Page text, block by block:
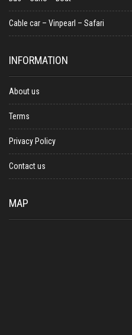
Cable car – Vinpearl – Safari
INFORMATION
About us
Terms
Privacy Policy
Contact us
MAP